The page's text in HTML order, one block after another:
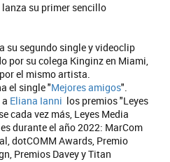
lanza su primer sencillo
su segundo single y videoclip
por su colega Kinginz en Miami,
el mismo artista.
el single "Mejores amigos".
Eliana Ianni los premios "Leyes
cada vez más, Leyes Media
durante el año 2022: MarCom
dotCOMM Awards, Premio
Premios Davey y Titan